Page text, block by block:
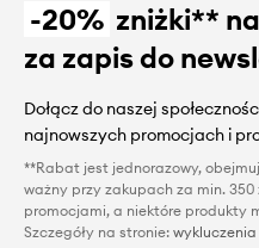
-20% zniżki**
za zapis do
Dołącz do naszej
najnowszych promocjach i
**Rabat jest jednorazowy,
ważny przy zakupach za min. 350
promocjami, a niektóre produkty
Szczegóły na stronie: